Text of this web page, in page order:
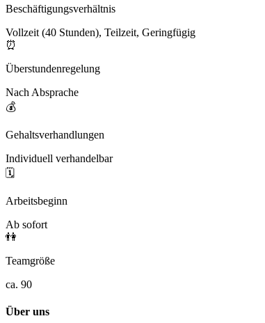
Beschäftigungsverhältnis
Vollzeit (40 Stunden), Teilzeit, Geringfügig
⏰
Überstundenregelung
Nach Absprache
💰
Gehaltsverhandlungen
Individuell verhandelbar
🗓️
Arbeitsbeginn
Ab sofort
👫
Teamgröße
ca. 90
Über uns